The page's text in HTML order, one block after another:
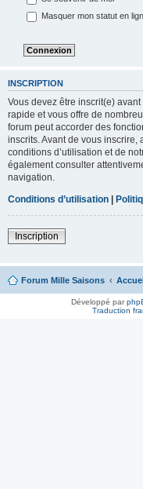
Masquer mon statut en
INSCRIPTION
Vous devez être inscrit(e)
rapide et vous offre de
forum peut accorder des
inscrits. Avant de vous inscrire,
conditions d’utilisation et de
également consulter
navigation.
Conditions d’utilisation |
Inscription
Forum Mille Saisons
Développé par
Traduction